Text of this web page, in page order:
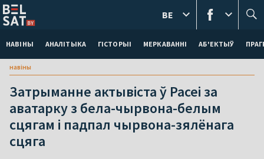
НАВІНЫ АНАЛІТЫКА ГІСТОРЫІ МЕРКАВАННI АБ'ЕКТЫЎ
BE
навіны
Затрыманне актывіста ў Расеі за
аватарку з бела-чырвона-белым
сцягам і падпал чырвона-зялёнага
сцяга